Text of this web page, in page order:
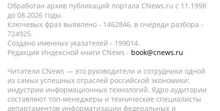
Обработан архив публикаций портала CNews.ru c 11.1998
до 08.2026 годы.
Ключевых фраз выявлено - 1462846, в очереди разбора -
724925.
Создано именных указателей - 199014.
Редакция Индексной книги CNews - book@cnews.ru
Читатели CNews — это руководители и сотрудники одной
из самых успешных отраслей российской экономики:
индустрии информационных технологий. Ядро аудитории
составляют топ-менеджеры и технические специалисты
департаментов информатизации федеральных и